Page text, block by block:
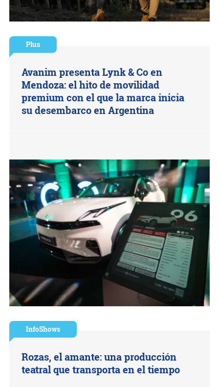
Plus
Avanim presenta Lynk & Co en
Mendoza: el hito de movilidad
premium con el que la marca inicia
su desembarco en Argentina
InfoShows
Rozas, el amante: una producción
teatral que transporta en el tiempo